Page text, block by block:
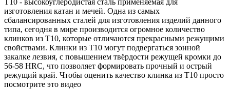
изготовления катан и мечей. Одна из самых
сбалансированных сталей для изготовления изделий данного
типа, сегодня в мире производится огромное количество
клинков из T10, которые отличаются прекрасными режущими
свойствами. Клинки из T10 могут подвергаться зонной
закалке лезвия, с повышением твёрдости режущей кромки до
56-58 HRC, что позволяет формировать прочный и острый
режущий край. Чтобы оценить качество клинка из T10 просто
посмотрите это видео